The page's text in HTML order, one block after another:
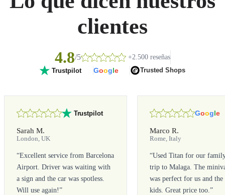
clientes
4.8/5 +2.500 reseñas
Trustpilot Google Trusted Shops
Trustpilot
Sarah M.
London, UK
“Excellent service from Barcelona
Airport. Driver was waiting with
a sign and the car was spotless.
Will use again!”
Google
Marco R.
Rome, Italy
“Used Titan for our
trip to Malaga. The
was perfect for us and the
kids. Great price too.”